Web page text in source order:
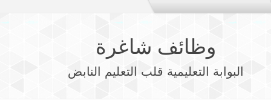
وظائف شاغرة
البوابة التعليمية قلب التعليم النابض